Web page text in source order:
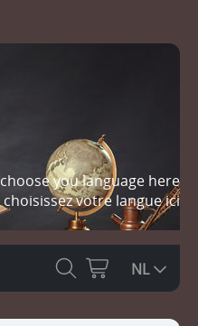
choose you language here
choisissez votre langue ici
NL